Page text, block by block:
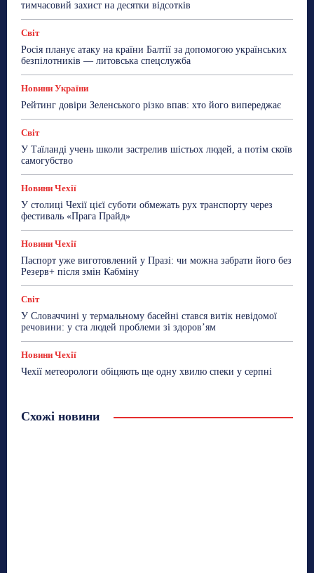
тимчасовий захист на десятки відсотків
Світ
Росія планує атаку на країни Балтії за допомогою українських
безпілотників — литовська спецслужба
Новини України
Рейтинг довіри Зеленського різко впав: хто його випереджає
Світ
У Таїланді учень школи застрелив шістьох людей, а потім скоїв
самогубство
Новини Чехії
У столиці Чехії цієї суботи обмежать рух транспорту через
фестиваль «Прага Прайд»
Новини Чехії
Паспорт уже виготовлений у Празі: чи можна забрати його без
Резерв+ після змін Кабміну
Світ
У Словаччині у термальному басейні стався витік невідомої
речовини: у ста людей проблеми зі здоров’ям
Новини Чехії
Чехії метеорологи обіцяють ще одну хвилю спеки у серпні
Схожі новини